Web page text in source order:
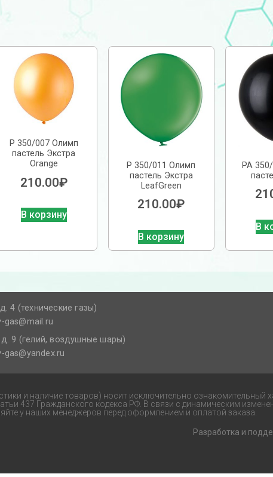
Р 350/007 Олимп
пастель Экстра
Orange
210.00₽
В корзину
Р 350/011 Олимп
паcтель Экстра
LeafGreen
210.00₽
В корзину
РА
В
4 (технические газы)
gas@mail.ru​
9 (гелий, воздушные шары)
gas@yandex.ru​
и наличие товаров) носит исключительно ознакомительный
437 Гражданского кодекса РФ. В связи с динамическим
у наших менеджеров перед оформлением и оплатой заказа.
Разработка и